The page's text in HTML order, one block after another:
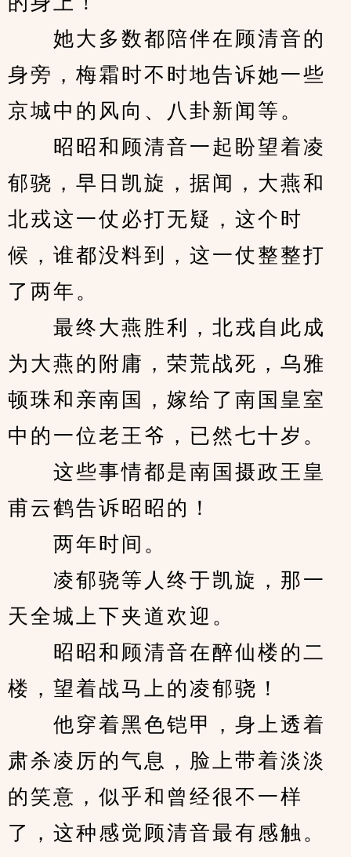
她大多数都陪伴在顾清音的
身旁，梅霜时不时地告诉她一些
京城中的风向、八卦新闻等。
昭昭和顾清音一起盼望着凌
郁骁，早日凯旋，据闻，大燕和
北戎这一仗必打无疑，这个时
候，谁都没料到，这一仗整整打
了两年。
最终大燕胜利，北戎自此成
为大燕的附庸，荣荒战死，乌雅
顿珠和亲南国，嫁给了南国皇室
中的一位老王爷，已然七十岁。
这些事情都是南国摄政王皇
甫云鹤告诉昭昭的！
两年时间。
凌郁骁等人终于凯旋，那一
天全城上下夹道欢迎。
昭昭和顾清音在醉仙楼的二
楼，望着战马上的凌郁骁！
他穿着黑色铠甲，身上透着
肃杀凌厉的气息，脸上带着淡淡
的笑意，似乎和曾经很不一样
了，这种感觉顾清音最有感触。